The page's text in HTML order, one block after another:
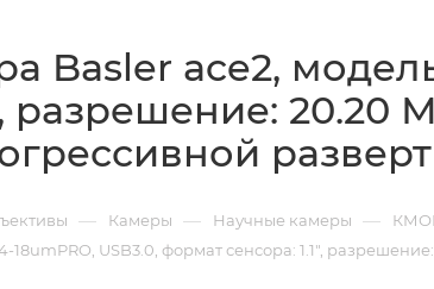
Basler ace2,
разрешение: 20.20
— Камеры — Научные камеры —
USB3.0, формат сенсора: 1.1",